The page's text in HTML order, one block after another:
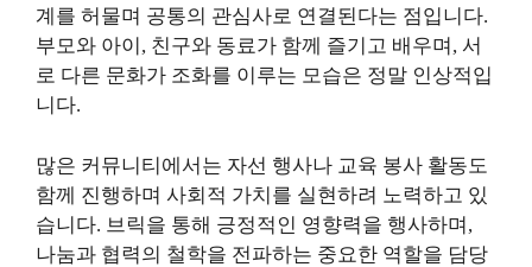
계를 허물며 공통의 관심사로 연결된다는 점입니다.
부모와 아이, 친구와 동료가 함께 즐기고 배우며, 서
로 다른 문화가 조화를 이루는 모습은 정말 인상적입
니다.
많은 커뮤니티에서는 자선 행사나 교육 봉사 활동도
함께 진행하며 사회적 가치를 실현하려 노력하고 있
습니다. 브릭을 통해 긍정적인 영향력을 행사하며,
나눔과 협력의 철학을 전파하는 중요한 역할을 담당